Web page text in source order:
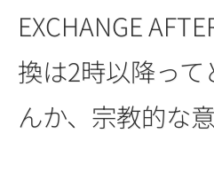
EXCHANGE
換は2時以降っ
んか、宗教的な